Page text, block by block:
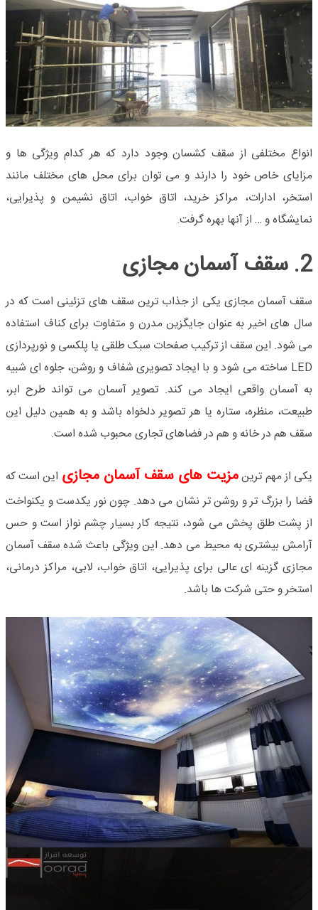
انواع مختلفی از سقف کشسان وجود دارد که هر کدام ویژگی‌ ها و
مزایای خاص خود را دارند و می‌ توان برای محل‌ های مختلف مانند
استخر، ادارات، مراکز خرید، اتاق خواب، اتاق نشیمن و پذیرایی،
نمایشگاه و … از آنها بهره گرفت.
2. سقف آسمان مجازی
سقف آسمان مجازی یکی از جذاب ترین سقف های تزئینی است که در
سال های اخیر به عنوان جایگزین مدرن و متفاوت برای کناف استفاده
می شود. این سقف از ترکیب صفحات سبک طلقی یا پلکسی و نورپردازی
LED ساخته می شود و با ایجاد تصویری شفاف و روشن، جلوه ای شبیه
به آسمان واقعی ایجاد می کند. تصویر آسمان می تواند طرح ابر،
طبیعت، منظره، ستاره یا هر تصویر دلخواه باشد و به همین دلیل این
سقف هم در خانه و هم در فضاهای تجاری محبوب شده است.
یکی از مهم ترینمزیت های سقف آسمان مجازی این است که
فضا را بزرگ تر و روشن تر نشان می دهد. چون نور یکدست و یکنواخت
از پشت طلق پخش می شود، نتیجه کار بسیار چشم نواز است و حس
آرامش بیشتری به محیط می دهد. این ویژگی باعث شده سقف آسمان
مجازی گزینه ای عالی برای پذیرایی، اتاق خواب، لابی، مراکز درمانی،
استخر و حتی شرکت ها باشد.